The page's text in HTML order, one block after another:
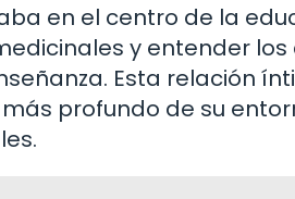
en el centro de la
y entender
Esta relación
profundo de su